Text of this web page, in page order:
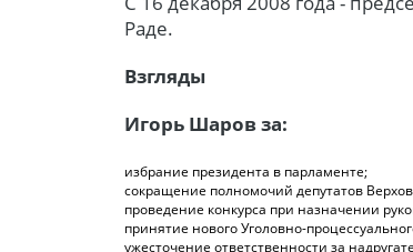
Раде.
Взгляды
Игорь Шаров за:
избрание президента в парламенте;
сокращение полномочий депутатов
проведение конкурса при назначении
принятие нового Уголовно-
ужесточение ответственности за